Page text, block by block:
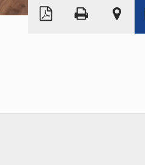
©OpenStreetMap